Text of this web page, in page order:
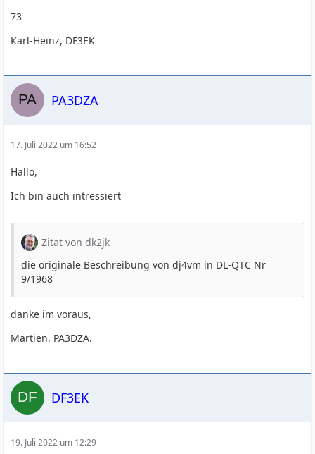
73
Karl-Heinz, DF3EK
PA3DZA
17. Juli 2022 um 16:52
Hallo,
Ich bin auch intressiert
Zitat von dk2jk
die originale Beschreibung von dj4vm in DL-QTC Nr
9/1968
danke im voraus,
Martien, PA3DZA.
DF3EK
19. Juli 2022 um 12:29